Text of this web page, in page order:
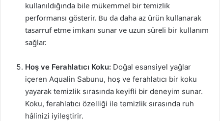
kullanıldığında bile mükemmel bir temizlik
performansı gösterir. Bu da daha az ürün kullanarak
tasarruf etme imkanı sunar ve uzun süreli bir kullanım
sağlar.
Hoş ve Ferahlatıcı Koku: Doğal esansiyel yağlar
içeren Aqualin Sabunu, hoş ve ferahlatıcı bir koku
yayarak temizlik sırasında keyifli bir deneyim sunar.
Koku, ferahlatıcı özelliği ile temizlik sırasında ruh
hâlinizi iyileştirir.